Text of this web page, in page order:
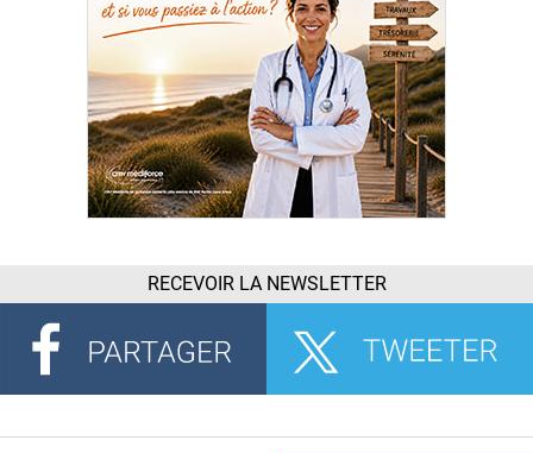
RECEVOIR LA NEWSLETTER